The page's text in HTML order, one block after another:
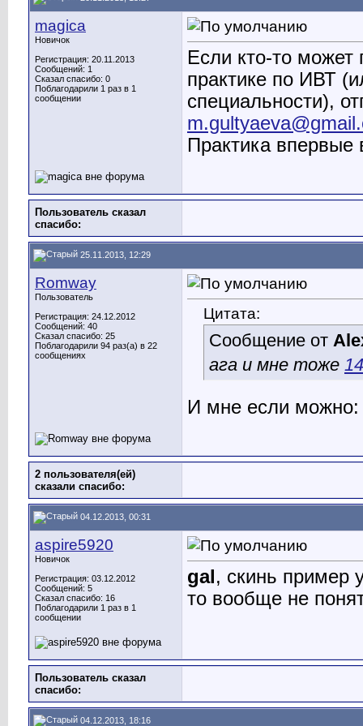
magica
Новичок
Регистрация: 20.11.2013
Сообщений: 1
Сказал спасибо: 0
Поблагодарили 1 раз в 1
сообщении
Если кто-то может
практике по ИВТ
специальности),
Практика
Пользователь сказал
cпасибо:
25.11.2013, 12:29
Romway
Пользователь
Регистрация: 24.12.2012
Сообщений: 40
Сказал спасибо: 25
Поблагодарили 94 раз(а) в 22
сообщениях
Цитата:
Сообщение от
ага и мне тоже
И мне если
2 пользователя(ей)
сказали cпасибо:
04.12.2013, 00:31
aspire5920
Новичок
Регистрация: 03.12.2012
Сообщений: 5
Сказал спасибо: 16
Поблагодарили 1 раз в 1
сообщении
gal , скинь пример
то вообще не
Пользователь сказал
cпасибо:
04.12.2013, 18:16